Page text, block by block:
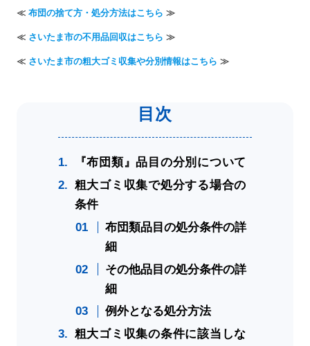
≪ 布団の捨て方・処分方法はこちら ≫
≪ さいたま市の不用品回収はこちら ≫
≪ さいたま市の粗大ゴミ収集や分別情報はこちら ≫
『布団類』品目の分別について
粗大ゴミ収集で処分する場合の
条件
布団類品目の処分条件の詳
細
その他品目の処分条件の詳
細
例外となる処分方法
粗大ゴミ収集の条件に該当しな